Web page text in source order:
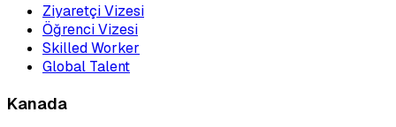
Ziyaretçi Vizesi
Öğrenci Vizesi
Skilled Worker
Global Talent
Kanada